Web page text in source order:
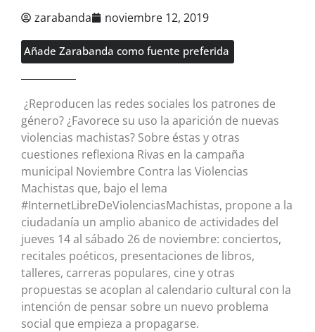
zarabanda noviembre 12, 2019
Añade Zarabanda como fuente preferida
¿Reproducen las redes sociales los patrones de
género? ¿Favorece su uso la aparición de nuevas
violencias machistas? Sobre éstas y otras
cuestiones reflexiona Rivas en la campaña
municipal Noviembre Contra las Violencias
Machistas que, bajo el lema
#InternetLibreDeViolenciasMachistas, propone a la
ciudadanía un amplio abanico de actividades del
jueves 14 al sábado 26 de noviembre: conciertos,
recitales poéticos, presentaciones de libros,
talleres, carreras populares, cine y otras
propuestas se acoplan al calendario cultural con la
intención de pensar sobre un nuevo problema
social que empieza a propagarse.